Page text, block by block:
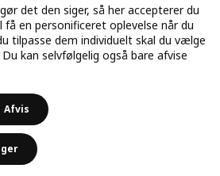
Fortryd dit køb af service
det den siger, så her accepterer du
få en personificeret oplevelse når du
tilpasse dem individuelt skal du vælge
kan selvfølgelig også bare afvise
Afvis